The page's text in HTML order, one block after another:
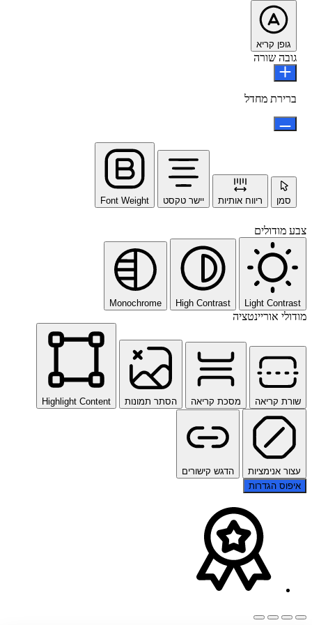
גופן קריא
גובה שורה
ברירת מחדל
סמן ריווח אותיות יישר טקסט Font Weight
צבע מודולים
Light Contrast
High Contrast
Monochrome
מודולי אוריינטציה
שורת קריאה מסכת קריאה הסתר תמונות Highlight Content
עצור אנימציות
הדגש קישורים
איפוס הגדרות